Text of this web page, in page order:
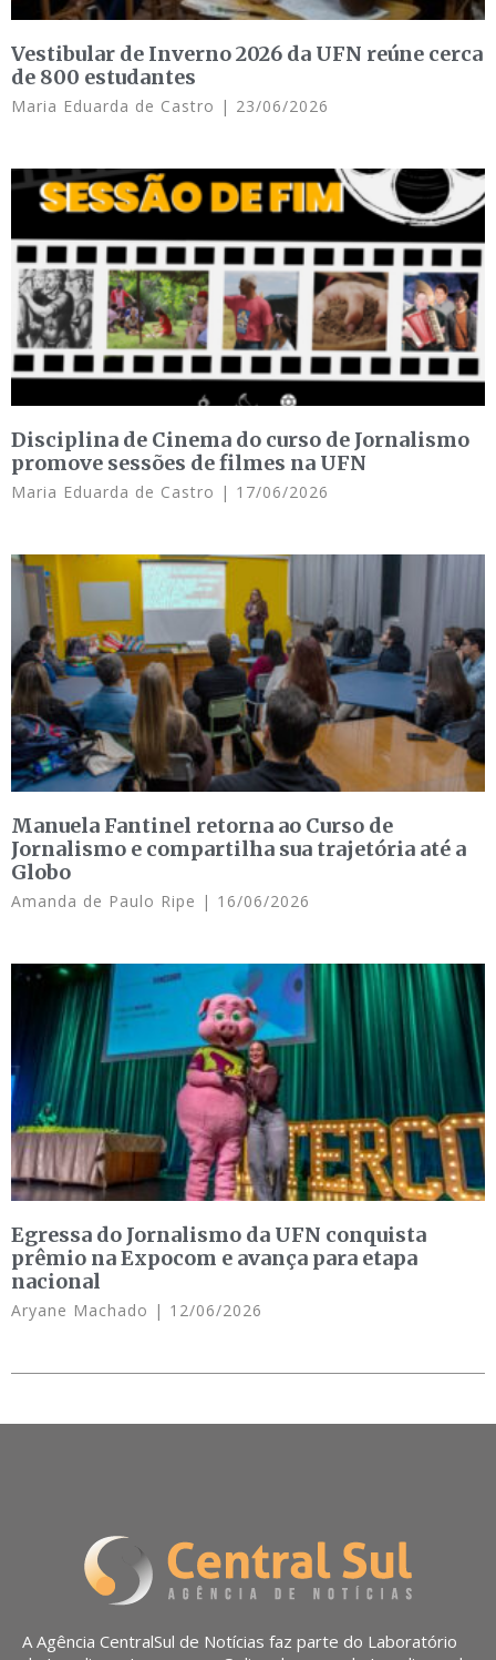
Vestibular de Inverno 2026 da UFN reúne cerca
de 800 estudantes
Maria Eduarda de Castro 23/06/2026
Disciplina de Cinema do curso de Jornalismo
promove sessões de filmes na UFN
Maria Eduarda de Castro 17/06/2026
Manuela Fantinel retorna ao Curso de
Jornalismo e compartilha sua trajetória até a
Globo
Amanda de Paulo Ripe 16/06/2026
Egressa do Jornalismo da UFN conquista
prêmio na Expocom e avança para etapa
nacional
Aryane Machado 12/06/2026
A Agência CentralSul de Notícias faz parte do Laboratório